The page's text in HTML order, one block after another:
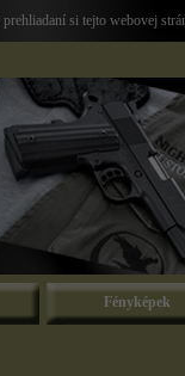
si tejto webovej
Fényképek